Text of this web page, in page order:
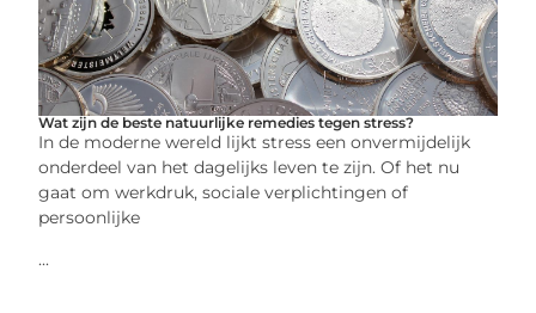
Wat zijn de beste natuurlijke remedies tegen stress?
In de moderne wereld lijkt stress een onvermijdelijk
onderdeel van het dagelijks leven te zijn. Of het nu
gaat om werkdruk, sociale verplichtingen of
persoonlijke
...